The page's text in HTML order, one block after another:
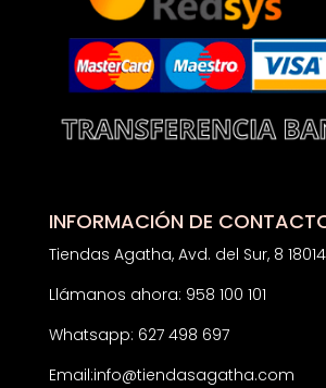
INFORMACIÓN DE
Tiendas Agatha, Avd. del Sur, 8
Llámanos ahora: 958 100 101
Whatsapp: 627 498 697
Email:info@tiendasagatha.com